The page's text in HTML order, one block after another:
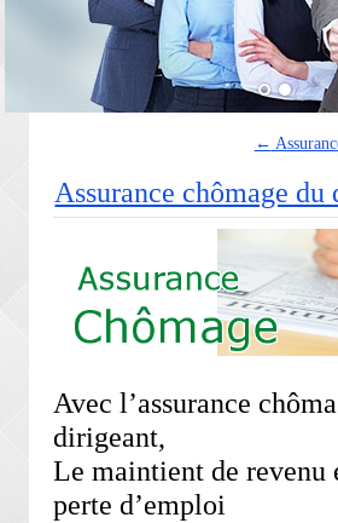
←
Assurance chômage du
Avec l’assurance
dirigeant,
Le maintient de revenu
perte d’emploi